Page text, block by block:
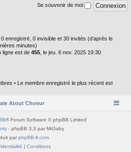
Se souvenir de moi
enregistré, 0 invisible et 30 invités (d’après le
minutes)
ligne est de 455 , le jeu. 6 nov. 2025 19:30
• Le membre enregistré le plus récent est
Atout Choeur
® Forum Software © phpBB Limited
- phpBB 3.3 par MrGaby
par phpBB-fr.com
Conditions